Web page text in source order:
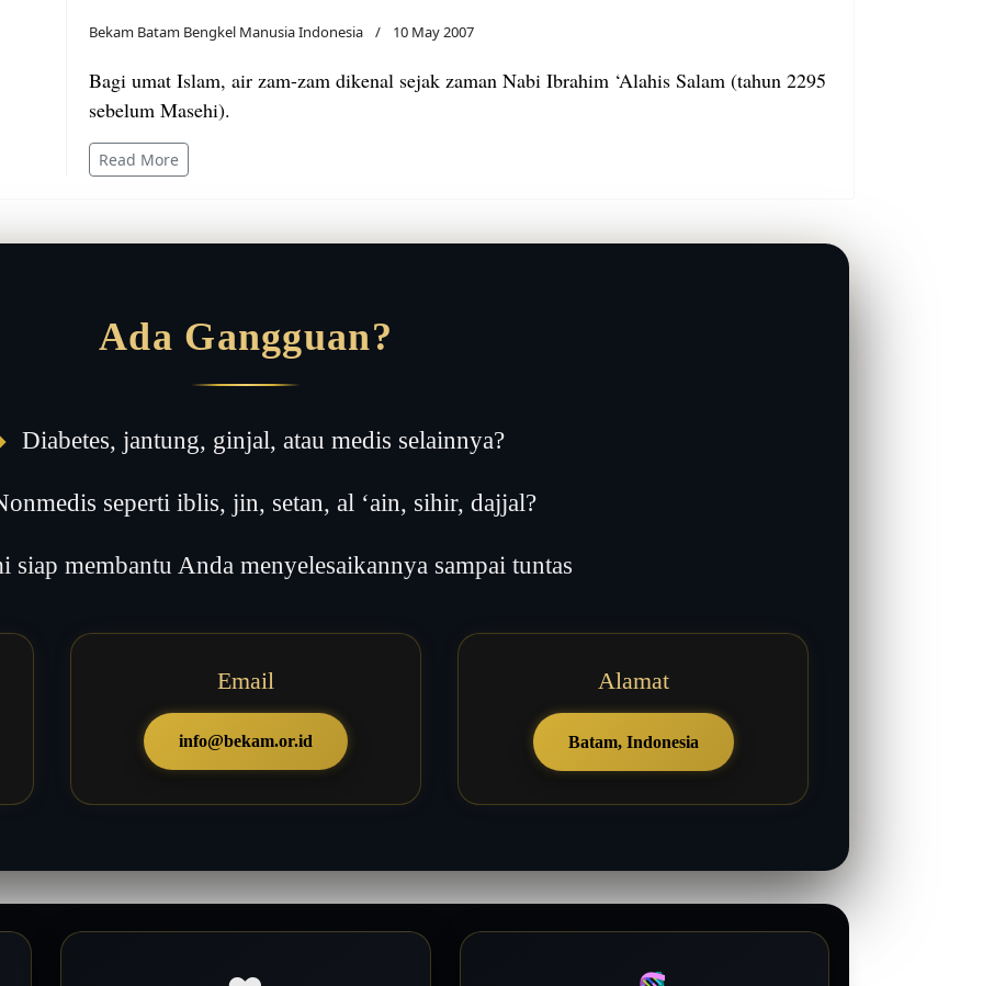
Bekam Batam Bengkel Manusia Indonesia 10 May 2007
Bagi umat Islam, air zam-zam dikenal sejak zaman Nabi Ibrahim ‘Alahis Salam (tahun 2295
sebelum Masehi).
Read More
Ada Gangguan?
Diabetes, jantung, ginjal, atau medis selainnya?
seperti iblis, jin, setan, al ‘ain, sihir, dajjal?
siap membantu Anda menyelesaikannya sampai tuntas
Email
info@bekam.or.id
Alamat
Batam, Indonesia